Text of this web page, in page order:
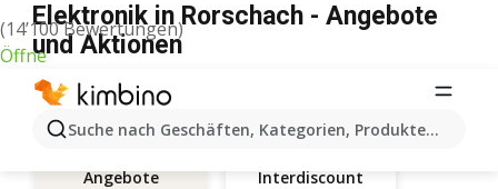
(14’100 Bewertungen)
Öffne
Suche nach Geschäften, Kategorien, Produkten...
Elektronik in Rorschach - Angebote
und Aktionen
Angebote Interdiscount